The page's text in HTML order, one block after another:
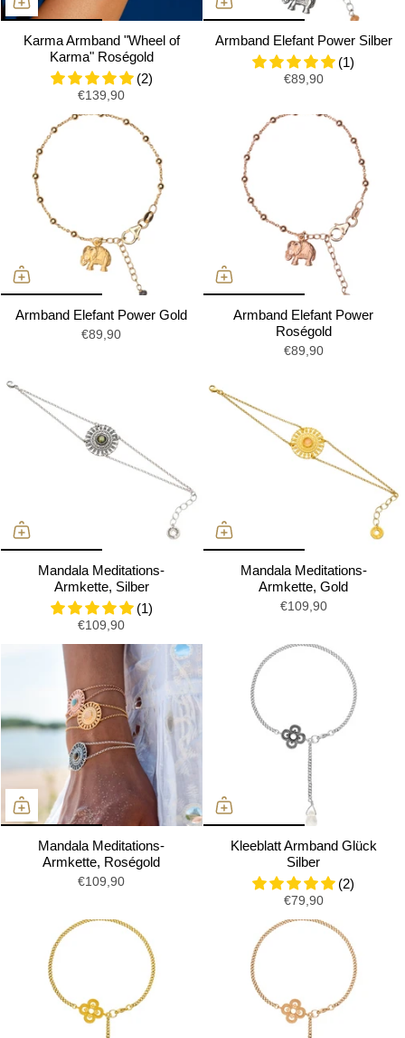
Karma Armband "Wheel of
Karma" Roségold
(2)
€139,90
Armband Elefant Power Silber
(1)
€89,90
Armband Elefant Power Gold
€89,90
Armband Elefant Power
Roségold
€89,90
Mandala Meditations-
Armkette, Silber
(1)
€109,90
Mandala Meditations-
Armkette, Gold
€109,90
Mandala Meditations-
Armkette, Roségold
€109,90
Kleeblatt Armband Glück
Silber
(2)
€79,90